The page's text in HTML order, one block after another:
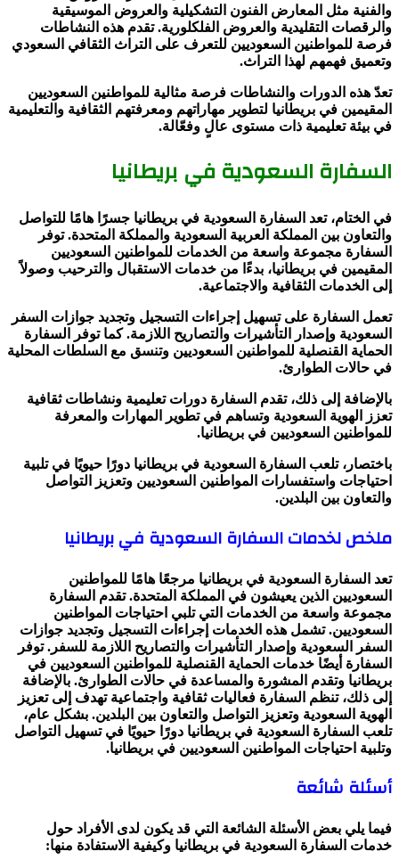
والفنية مثل المعارض الفنون التشكيلية والعروض الموسيقية
والرقصات التقليدية والعروض الفلكلورية. تقدم هذه النشاطات
فرصة للمواطنين السعوديين للتعرف على التراث الثقافي السعودي
وتعميق فهمهم لهذا التراث.
تعدّ هذه الدورات والنشاطات فرصة مثالية للمواطنين السعوديين
المقيمين في بريطانيا لتطوير مهاراتهم ومعرفتهم الثقافية والتعليمية
في بيئة تعليمية ذات مستوى عالٍ وفعّالة.
السفارة السعودية في بريطانيا
في الختام، تعد السفارة السعودية في بريطانيا جسرًا هامًا للتواصل
والتعاون بين المملكة العربية السعودية والمملكة المتحدة. توفر
السفارة مجموعة واسعة من الخدمات للمواطنين السعوديين
المقيمين في بريطانيا، بدءًا من خدمات الاستقبال والترحيب وصولاً
إلى الخدمات الثقافية والاجتماعية.
تعمل السفارة على تسهيل إجراءات التسجيل وتجديد جوازات السفر
السعودية وإصدار التأشيرات والتصاريح اللازمة. كما توفر السفارة
الحماية القنصلية للمواطنين السعوديين وتنسق مع السلطات المحلية
في حالات الطوارئ.
بالإضافة إلى ذلك، تقدم السفارة دورات تعليمية ونشاطات ثقافية
تعزز الهوية السعودية وتساهم في تطوير المهارات والمعرفة
للمواطنين السعوديين في بريطانيا.
باختصار، تلعب السفارة السعودية في بريطانيا دورًا حيويًا في تلبية
احتياجات واستفسارات المواطنين السعوديين وتعزيز التواصل
والتعاون بين البلدين.
ملخص لخدمات السفارة السعودية في بريطانيا
تعد السفارة السعودية في بريطانيا مرجعًا هامًا للمواطنين
السعوديين الذين يعيشون في المملكة المتحدة. تقدم السفارة
مجموعة واسعة من الخدمات التي تلبي احتياجات المواطنين
السعوديين. تشمل هذه الخدمات إجراءات التسجيل وتجديد جوازات
السفر السعودية وإصدار التأشيرات والتصاريح اللازمة للسفر. توفر
السفارة أيضًا خدمات الحماية القنصلية للمواطنين السعوديين في
بريطانيا وتقدم المشورة والمساعدة في حالات الطوارئ. بالإضافة
إلى ذلك، تنظم السفارة فعاليات ثقافية واجتماعية تهدف إلى تعزيز
الهوية السعودية وتعزيز التواصل والتعاون بين البلدين. بشكل عام،
تلعب السفارة السعودية في بريطانيا دورًا حيويًا في تسهيل التواصل
وتلبية احتياجات المواطنين السعوديين في بريطانيا.
أسئلة شائعة
فيما يلي بعض الأسئلة الشائعة التي قد يكون لدى الأفراد حول
خدمات السفارة السعودية في بريطانيا وكيفية الاستفادة منها: